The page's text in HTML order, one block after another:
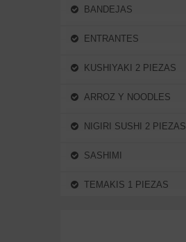
BANDEJAS
ENTRANTES
KUSHIYAKI 2 PIEZAS
ARROZ Y NOODLES
NIGIRI SUSHI 2 PIEZAS
SASHIMI
TEMAKIS 1 PIEZAS